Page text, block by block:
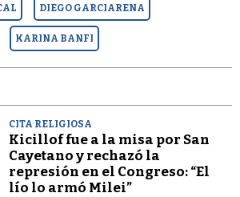
DIEGO GARCIARENA
KARINA BANFI
CITA RELIGIOSA
Kicillof fue a la misa por San
Cayetano y rechazó la
represión en el Congreso: “El
lío lo armó Milei”